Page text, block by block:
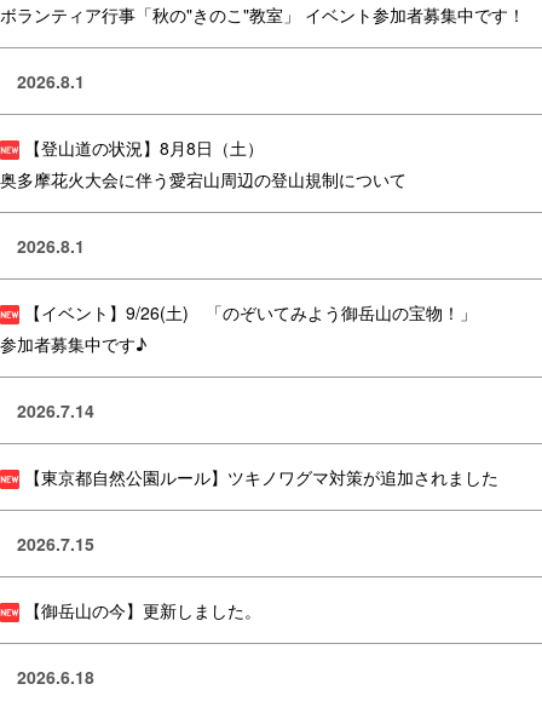
ボランティア行事「秋の"きのこ"教室」 イベント参加者募集中です！
2026.8.1
【登山道の状況】8月8日（土）
奥多摩花火大会に伴う愛宕山周辺の登山規制について
2026.8.1
【イベント】9/26(土) 「のぞいてみよう御岳山の宝物！」
参加者募集中です♪
2026.7.14
【東京都自然公園ルール】ツキノワグマ対策が追加されました
2026.7.15
【御岳山の今】更新しました。
2026.6.18